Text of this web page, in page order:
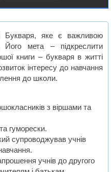
Букваря, яке є важливою
Його мета – підкреслити
книги – букваря в житті
інтересу до навчання
до школи.
з віршами та
гуморески.
супроводжував учнів
учнів до другого